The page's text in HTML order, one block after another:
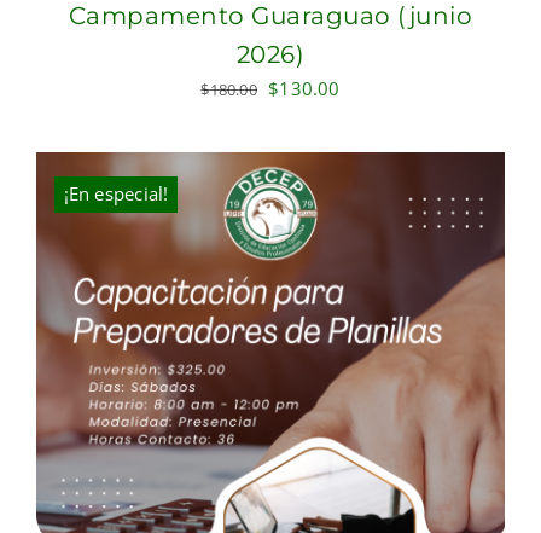
Campamento Guaraguao (junio
2026)
$180.00 Original
was:
$180.00.
$130.00
is:
¡En especial!